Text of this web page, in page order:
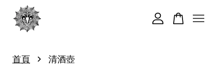
首頁 › 清酒壺